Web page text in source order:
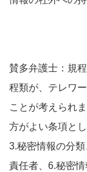
賛多弁護士：規
程類が、テレワ
ことが考えられ
方がよい条項と
3.秘密情報の分
責任者、6.秘密